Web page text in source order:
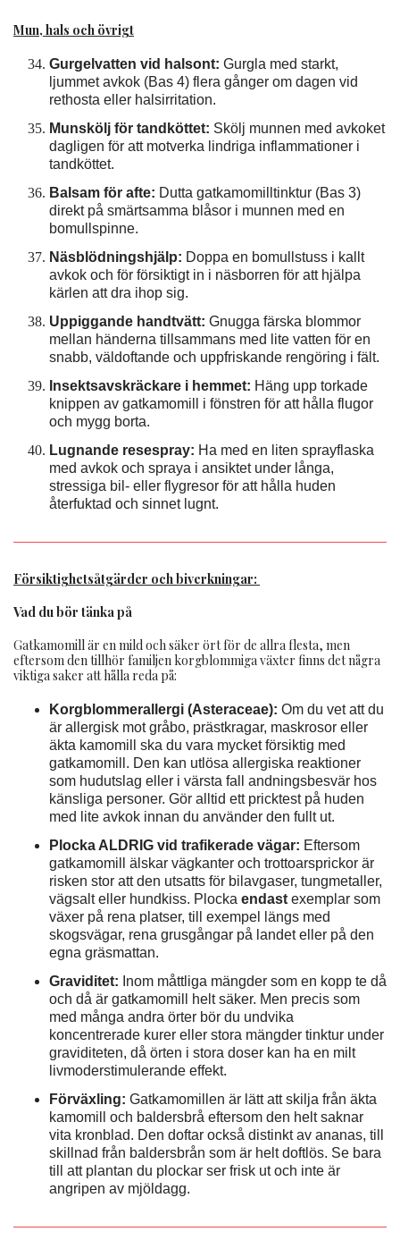
Mun, hals och övrigt
Gurgelvatten vid halsont: Gurgla med starkt,
ljummet avkok (Bas 4) flera gånger om dagen vid
rethosta eller halsirritation.
Munskölj för tandköttet: Skölj munnen med avkoket
dagligen för att motverka lindriga inflammationer i
tandköttet.
Balsam för afte: Dutta gatkamomilltinktur (Bas 3)
direkt på smärtsamma blåsor i munnen med en
bomullspinne.
Näsblödningshjälp: Doppa en bomullstuss i kallt
avkok och för försiktigt in i näsborren för att hjälpa
kärlen att dra ihop sig.
Uppiggande handtvätt: Gnugga färska blommor
mellan händerna tillsammans med lite vatten för en
snabb, väldoftande och uppfriskande rengöring i fält.
Insektsavskräckare i hemmet: Häng upp torkade
knippen av gatkamomill i fönstren för att hålla flugor
och mygg borta.
Lugnande resespray: Ha med en liten sprayflaska
med avkok och spraya i ansiktet under långa,
stressiga bil- eller flygresor för att hålla huden
återfuktad och sinnet lugnt.
Försiktighetsåtgärder och biverkningar:
Vad du bör tänka på
Gatkamomill är en mild och säker ört för de allra flesta, men
eftersom den tillhör familjen korgblommiga växter finns det några
viktiga saker att hålla reda på:
Korgblommerallergi (Asteraceae): Om du vet att du
är allergisk mot gråbo, prästkragar, maskrosor eller
äkta kamomill ska du vara mycket försiktig med
gatkamomill. Den kan utlösa allergiska reaktioner
som hudutslag eller i värsta fall andningsbesvär hos
känsliga personer. Gör alltid ett pricktest på huden
med lite avkok innan du använder den fullt ut.
Plocka ALDRIG vid trafikerade vägar: Eftersom
gatkamomill älskar vägkanter och trottoarsprickor är
risken stor att den utsatts för bilavgaser, tungmetaller,
vägsalt eller hundkiss. Plocka endast exemplar som
växer på rena platser, till exempel längs med
skogsvägar, rena grusgångar på landet eller på den
egna gräsmattan.
Graviditet: Inom måttliga mängder som en kopp te då
och då är gatkamomill helt säker. Men precis som
med många andra örter bör du undvika
koncentrerade kurer eller stora mängder tinktur under
graviditeten, då örten i stora doser kan ha en milt
livmoderstimulerande effekt.
Förväxling: Gatkamomillen är lätt att skilja från äkta
kamomill och baldersbrå eftersom den helt saknar
vita kronblad. Den doftar också distinkt av ananas, till
skillnad från baldersbrån som är helt doftlös. Se bara
till att plantan du plockar ser frisk ut och inte är
angripen av mjöldagg.